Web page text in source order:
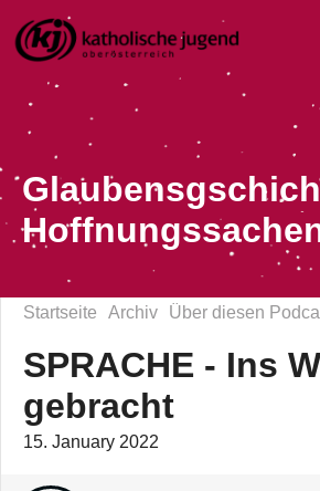
Startseite Archiv Über diesen
SPRACHE - Ins
gebracht
15. January 2022